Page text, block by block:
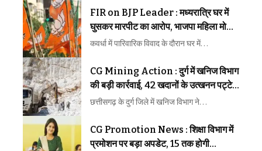
FIR on BJP Leader : मध्यरात्रि घर में
घुसकर मारपीट का आरोप, भाजपा महिला मोर्चा
अध्यक्ष समेत 3 पर FIR
कवर्धा में पारिवारिक विवाद के दौरान घर में…
CG Mining Action : दुर्ग में खनिज विभाग
की बड़ी कार्रवाई, 42 खदानों के उत्खनन पट्टे
निरस्त
छत्तीसगढ़ के दुर्ग जिले में खनिज विभाग ने…
CG Promotion News : शिक्षा विभाग में
प्रमोशन पर बड़ा अपडेट, 15 तक होगी